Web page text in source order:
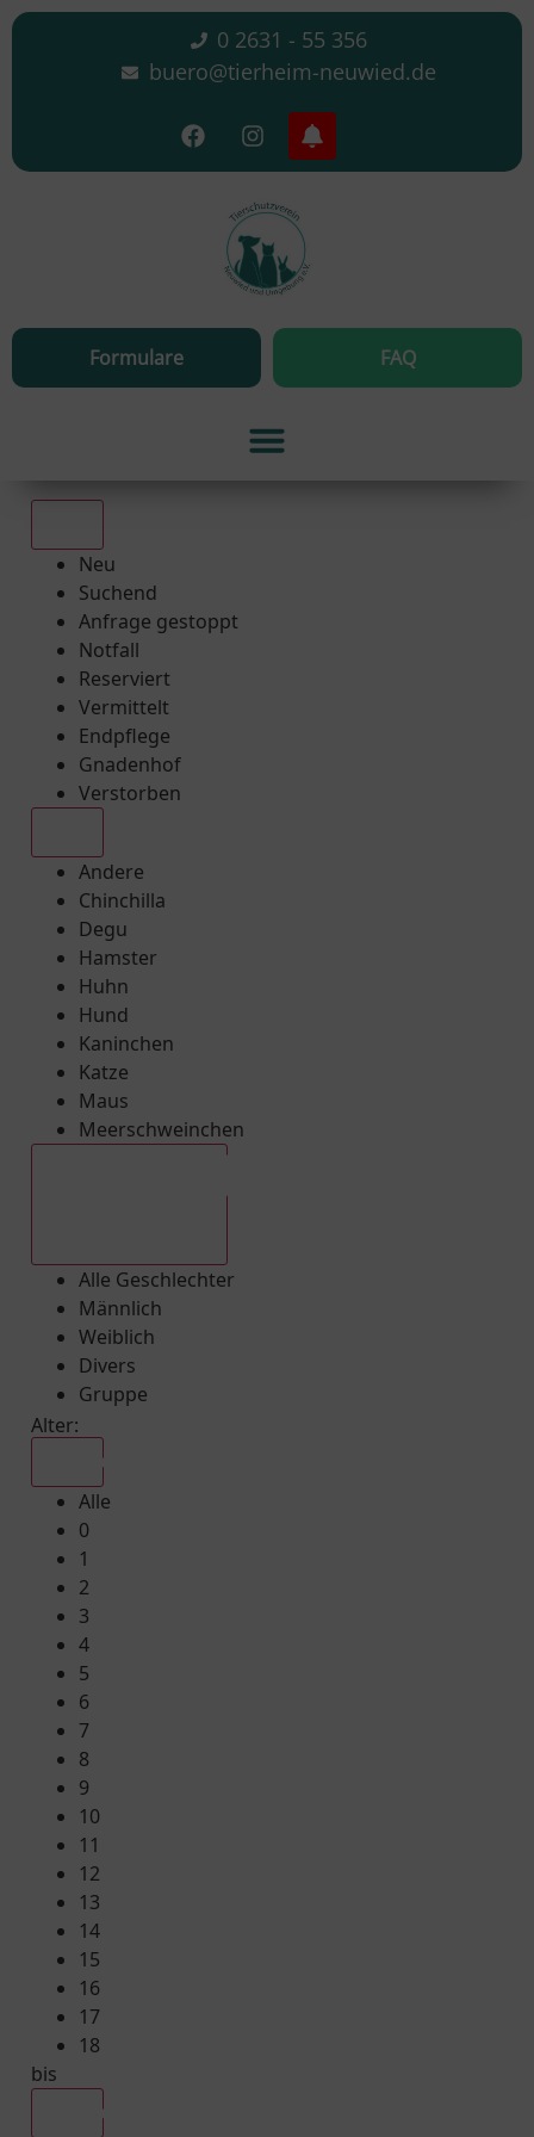
0 2631 - 55 356
buero@tierheim-neuwied.de
Formulare FAQ
Neu
Suchend
Anfrage gestoppt
Notfall
Reserviert
Vermittelt
Endpflege
Gnadenhof
Verstorben
Andere
Chinchilla
Degu
Hamster
Huhn
Hund
Kaninchen
Katze
Maus
Meerschweinchen
Alle Geschlechter
Männlich
Weiblich
Divers
Gruppe
Alter:
Alle
0
1
2
3
4
5
6
7
8
9
10
11
12
13
14
15
16
17
18
bis